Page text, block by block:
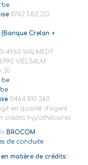
0742.582.213
Crelan +
4960 MALMEDY
VIELSALM
30
0464.810.340
en qualité d’agent
crédits hypothécaires
BROCOM
de conduite
matière de crédits: